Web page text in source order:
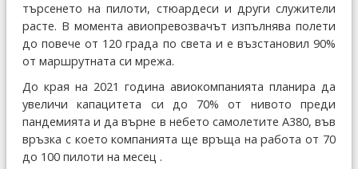
търсенето на пилоти, стюардеси и други служители
расте. В момента авиопревозвачът изпълнява полети
до повече от 120 града по света и е възстановил 90%
от маршрутната си мрежа.
До края на 2021 година авиокомпанията планира да
увеличи капацитета си до 70% от нивото преди
пандемията и да върне в небето самолетите А380, във
връзка с което компанията ще връща на работа от 70
до 100 пилоти на месец .